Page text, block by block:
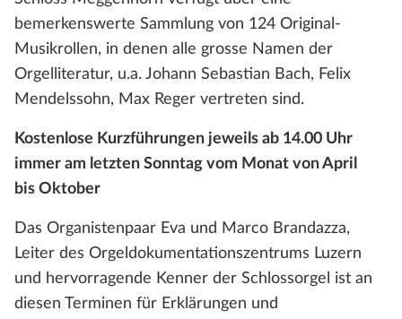
bemerkenswerte Sammlung von 124 Original-
Musikrollen, in denen alle grosse Namen der
Orgelliteratur, u.a. Johann Sebastian Bach, Felix
Mendelssohn, Max Reger vertreten sind.
Kostenlose Kurzführungen jeweils ab 14.00 Uhr
immer am letzten Sonntag vom Monat von April
bis Oktober
Das Organistenpaar Eva und Marco Brandazza,
Leiter des Orgeldokumentationszentrums Luzern
und hervorragende Kenner der Schlossorgel ist an
diesen Terminen für Erklärungen und